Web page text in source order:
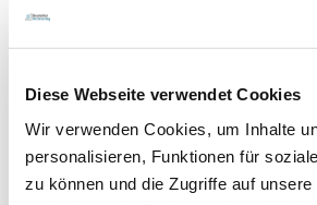
Diese Webseite verwendet Cookies
Wir verwenden Cookies, um Inhalte
personalisieren, Funktionen für
zu können und die Zugriffe auf
Newsletter­anmeldung